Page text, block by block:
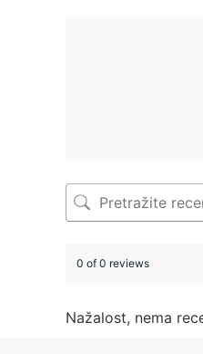
0 of 0 reviews
Nažalost, nema